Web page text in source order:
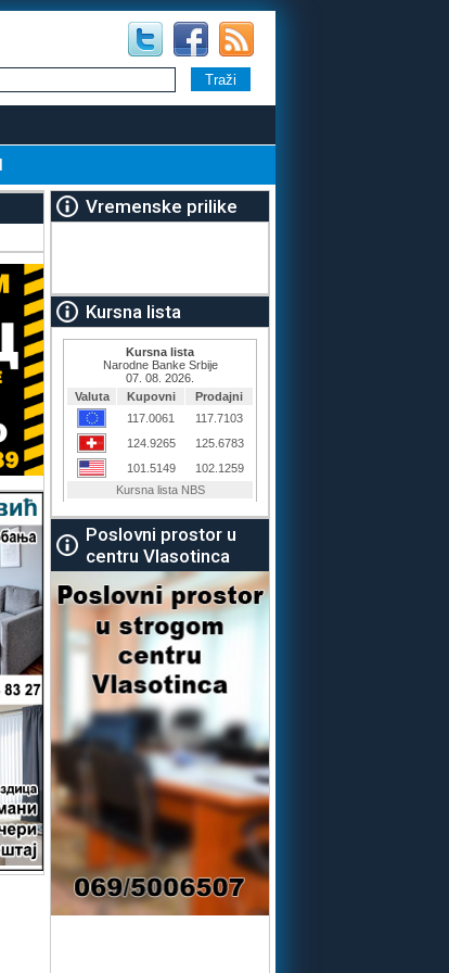
Vremenske prilike
Kursna lista
Poslovni prostor u
centru Vlasotinca